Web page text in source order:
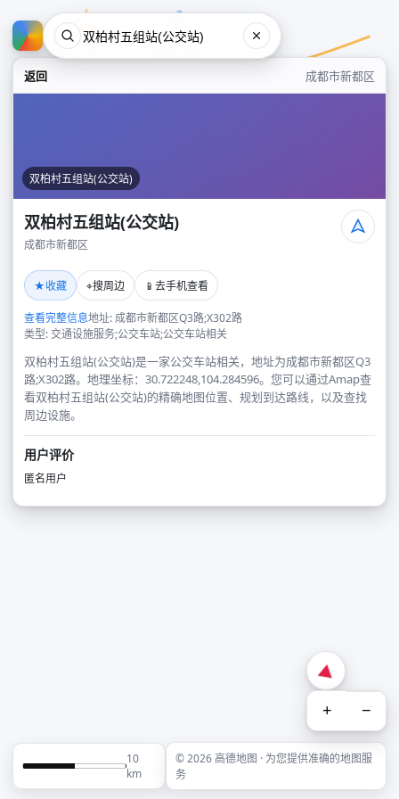
返回 成都市新都区
双柏村五组站(公交站)
双柏村五组站(公交站)
成都市新都区
★收藏 ⌖搜周边 📱 去手机查看
查看完整信息地址: 成都市新都区Q3路;X302路
类型: 交通设施服务;公交车站;公交车站相关
双柏村五组站(公交站)是一家公交车站相关，地址为成都市新都区Q3
路;X302路。地理坐标：30.722248,104.284596。您可以通过Amap查
看双柏村五组站(公交站)的精确地图位置、规划到达路线，以及查找
周边设施。
用户评价
匿名用户
+ −
10
km
© 2026 高德地图 · 为您提供准确的地图服
务